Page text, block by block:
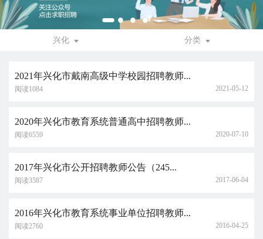
兴化 分类
2021年兴化市戴南高级中学校园招聘教师...
阅读1084 2021-05-12
2020年兴化市教育系统普通高中招聘教师...
阅读6559 2020-07-10
2017年兴化市公开招聘教师公告（245...
阅读3587 2017-06-04
2016年兴化市教育系统事业单位招聘教师...
阅读2760 2016-04-25